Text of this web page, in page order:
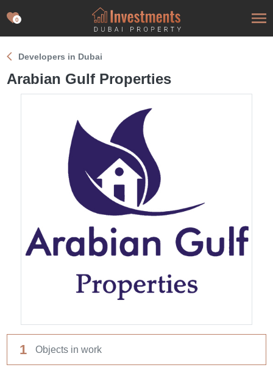
0
Developers in Dubai
Arabian Gulf Properties
1 Objects in work